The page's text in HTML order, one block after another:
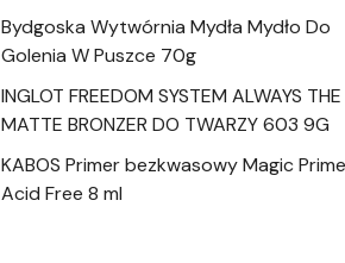
Bydgoska Wytwórnia Mydła Mydło Do
Golenia W Puszce 70g
INGLOT FREEDOM SYSTEM ALWAYS THE
MATTE BRONZER DO TWARZY 603 9G
KABOS Primer bezkwasowy Magic
Acid Free 8 ml